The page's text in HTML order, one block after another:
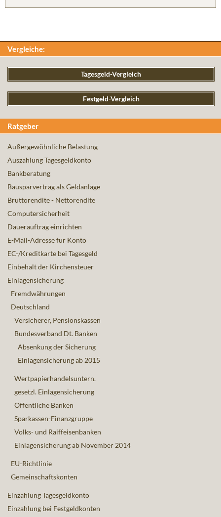
Vergleiche:
Tagesgeld-Vergleich
Festgeld-Vergleich
Ratgeber
Außergewöhnliche Belastung
Auszahlung Tagesgeldkonto
Bankberatung
Bausparvertrag als Geldanlage
Bruttorendite - Nettorendite
Computersicherheit
Dauerauftrag einrichten
E-Mail-Adresse für Konto
EC-/Kreditkarte bei Tagesgeld
Einbehalt der Kirchensteuer
Einlagensicherung
Fremdwährungen
Deutschland
Versicherer, Pensionskassen
Bundesverband Dt. Banken
Absenkung der Sicherung
Einlagensicherung ab 2015
Wertpapierhandelsuntern.
gesetzl. Einlagensicherung
Öffentliche Banken
Sparkassen-Finanzgruppe
Volks- und Raiffeisenbanken
Einlagensicherung ab November 2014
EU-Richtlinie
Gemeinschaftskonten
Einzahlung Tagesgeldkonto
Einzahlung bei Festgeldkonten